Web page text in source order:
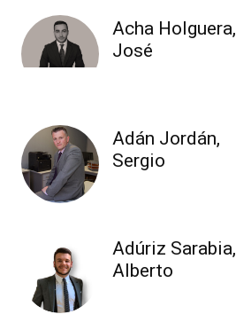
Acha Holguera,
José
Adán Jordán,
Sergio
Adúriz Sarabia,
Alberto